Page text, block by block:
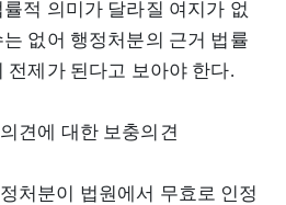
적 의미가 달라질 여지가 없
없어 행정처분의 근거 법률
전제가 된다고 보아야 한다.
견에 대한 보충의견
처분이 법원에서 무효로 인정